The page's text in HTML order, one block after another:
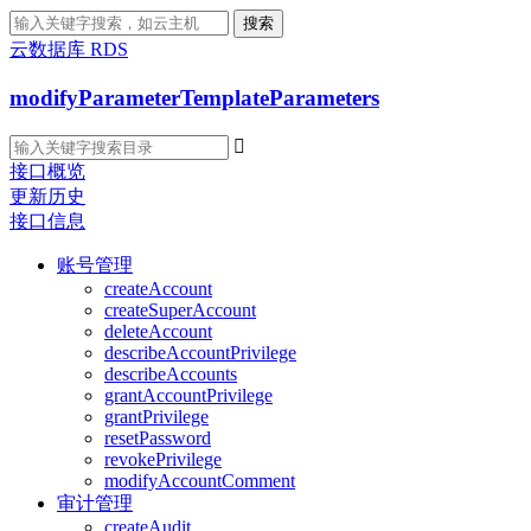
搜索
云数据库 RDS
modifyParameterTemplateParameters

接口概览
更新历史
接口信息
账号管理
createAccount
createSuperAccount
deleteAccount
describeAccountPrivilege
describeAccounts
grantAccountPrivilege
grantPrivilege
resetPassword
revokePrivilege
modifyAccountComment
审计管理